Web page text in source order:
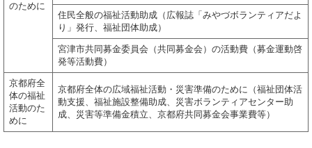
のために
住民全般の福祉活動助成（広報誌「みやづボランティアだよ
り」発行、福祉団体助成）
宮津市共同募金委員会（共同募金会）の活動費（募金運動啓
発等活動費）
京都府全
体の福祉
活動のた
めに
京都府全体の広域福祉活動・災害準備のために（福祉団体活
動支援、福祉施設整備助成、災害ボランティアセンター助
成、災害等準備金積立、京都府共同募金会事業費等）